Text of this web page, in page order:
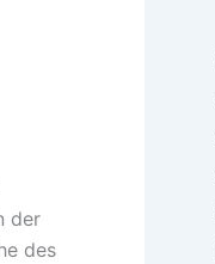
der
des